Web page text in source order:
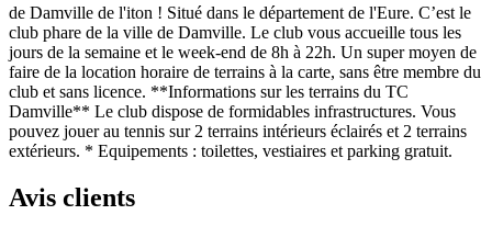
de Damville de l'iton ! Situé dans le département de l'Eure. C’est le
club phare de la ville de Damville. Le club vous accueille tous les
jours de la semaine et le week-end de 8h à 22h. Un super moyen de
faire de la location horaire de terrains à la carte, sans être membre du
club et sans licence. **Informations sur les terrains du TC
Damville** Le club dispose de formidables infrastructures. Vous
pouvez jouer au tennis sur 2 terrains intérieurs éclairés et 2 terrains
extérieurs. * Equipements : toilettes, vestiaires et parking gratuit.
Avis clients